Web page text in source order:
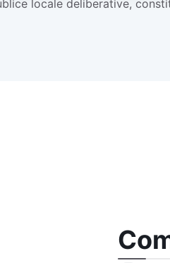
locale deliberative,